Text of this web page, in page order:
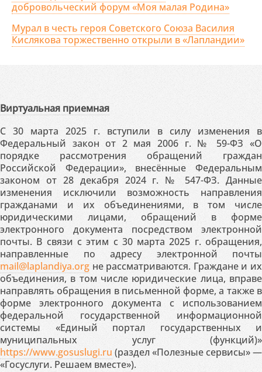
добровольческий форум «Моя малая Родина»
Мурал в честь героя Советского Союза Василия
Кислякова торжественно открыли в «Лапландии»
Виртуальная приемная
С 30 марта 2025 г. вступили в силу изменения в
Федеральный закон от 2 мая 2006 г. № 59-ФЗ «О
порядке рассмотрения обращений граждан
Российской Федерации», внесённые Федеральным
законом от 28 декабря 2024 г. № 547-ФЗ. Данные
изменения исключили возможность направления
гражданами и их объединениями, в том числе
юридическими лицами, обращений в форме
электронного документа посредством электронной
почты. В связи с этим с 30 марта 2025 г. обращения,
направленные по адресу электронной почты
mail@laplandiya.org не рассматриваются. Граждане и их
объединения, в том числе юридические лица, вправе
направлять обращения в письменной форме, а также в
форме электронного документа с использованием
федеральной государственной информационной
системы «Единый портал государственных и
муниципальных услуг (функций)»
https://www.gosuslugi.ru (раздел «Полезные сервисы» —
«Госуслуги. Решаем вместе»).